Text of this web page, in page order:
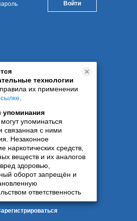
технологии
их применении
упоминаться
связанная с ними
Незаконное
наркотических средств,
веществ и их аналогов
здоровью,
оборот запрещён и
ответственность